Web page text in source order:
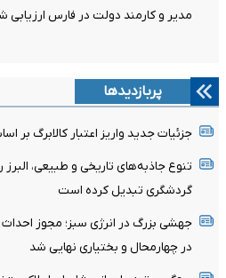
مدیر و کارمند دولت در فارس ارزیابی
پربازدیدها
جزئیات جدید واریز اعتبار کالابرگ بر
تنوع جاذبه‌های تاریخی و طبیعی، البرز
گردشگری تبدیل کرده است
در چهارمحال‌ و بختیاری نهایی شد